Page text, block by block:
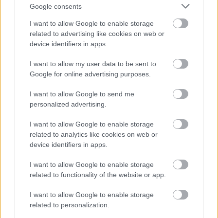
Google consents
I want to allow Google to enable storage
related to advertising like cookies on web or
device identifiers in apps.
I want to allow my user data to be sent to
Google for online advertising purposes.
I want to allow Google to send me
personalized advertising.
I want to allow Google to enable storage
related to analytics like cookies on web or
device identifiers in apps.
I want to allow Google to enable storage
related to functionality of the website or app.
I want to allow Google to enable storage
related to personalization.
Nem minden gyerek lelkesedik azért, hogy
kilométereken át tekerjen egy bicikliúton. Más a
helyzet viszont akkor, ha útközben bölényeket lehet
látni, arborétumban sétálni, ökocentrumban halakat
nézni vagy éppen egy vár tövében megállni fagyizni.
A kerékpározás világnapja alkalmából a
Magyarországösszegyűjtött öt olyan hazai bringás
része.
tragédiába is torkollhat